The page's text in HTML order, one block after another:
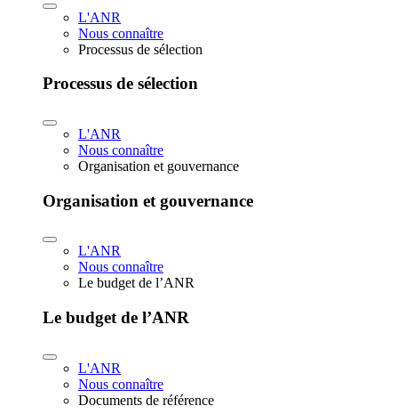
L'ANR
Nous connaître
Processus de sélection
Processus de sélection
L'ANR
Nous connaître
Organisation et gouvernance
Organisation et gouvernance
L'ANR
Nous connaître
Le budget de l’ANR
Le budget de l’ANR
L'ANR
Nous connaître
Documents de référence